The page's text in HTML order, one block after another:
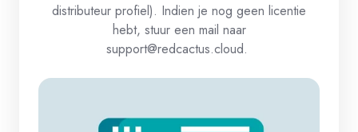
distributeur profiel). Indien je nog geen licentie
hebt, stuur een mail naar
support@redcactus.cloud.